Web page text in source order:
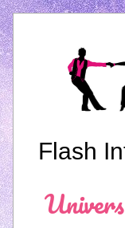
Flash I
Univers